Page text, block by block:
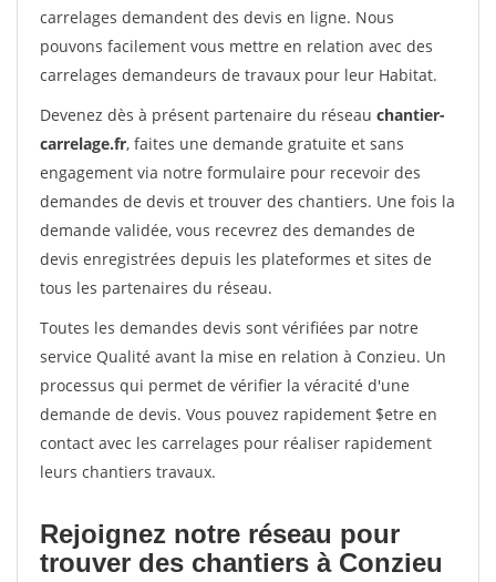
carrelages demandent des devis en ligne. Nous
pouvons facilement vous mettre en relation avec des
carrelages demandeurs de travaux pour leur Habitat.
Devenez dès à présent partenaire du réseau chantier-
carrelage.fr, faites une demande gratuite et sans
engagement via notre formulaire pour recevoir des
demandes de devis et trouver des chantiers. Une fois la
demande validée, vous recevrez des demandes de
devis enregistrées depuis les plateformes et sites de
tous les partenaires du réseau.
Toutes les demandes devis sont vérifiées par notre
service Qualité avant la mise en relation à Conzieu. Un
processus qui permet de vérifier la véracité d'une
demande de devis. Vous pouvez rapidement $etre en
contact avec les carrelages pour réaliser rapidement
leurs chantiers travaux.
Rejoignez notre réseau pour
trouver des chantiers à Conzieu